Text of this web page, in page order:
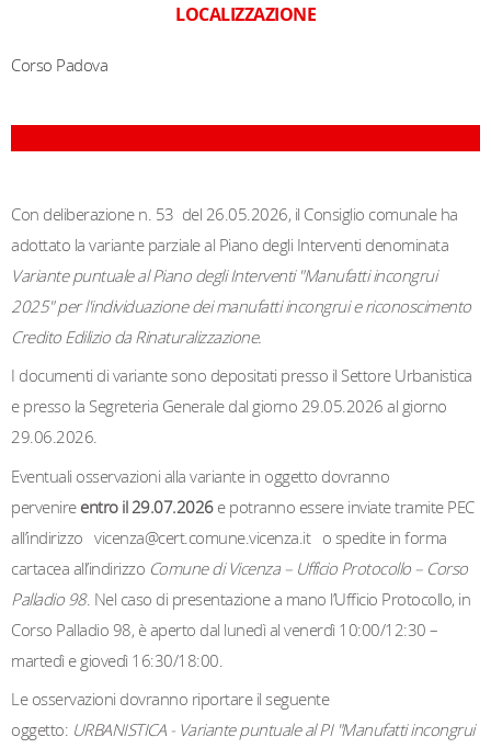
LOCALIZZAZIONE
Corso Padova
Con deliberazione n. 53 del 26.05.2026, il Consiglio comunale ha
adottato la variante parziale al Piano degli Interventi denominata
Variante puntuale al Piano degli Interventi "Manufatti incongrui
2025" per l'individuazione dei manufatti incongrui e riconoscimento
Credito Edilizio da Rinaturalizzazione.
I documenti di variante sono depositati presso il Settore Urbanistica
e presso la Segreteria Generale dal giorno 29.05.2026 al giorno
29.06.2026.
Eventuali osservazioni alla variante in oggetto dovranno
pervenire entro il 29.07.2026e potranno essere inviate tramite PEC
all’indirizzo vicenza@cert.comune.vicenza.ito spedite in forma
cartacea all’indirizzo Comune di Vicenza – Ufficio Protocollo – Corso
Palladio 98. Nel caso di presentazione a mano l’Ufficio Protocollo, in
Corso Palladio 98, è aperto dal lunedì al venerdì 10:00/12:30 –
martedì e giovedì 16:30/18:00.
Le osservazioni dovranno riportare il seguente
oggetto: URBANISTICA - Variante puntuale al PI "Manufatti incongrui